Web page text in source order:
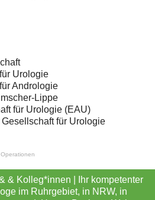
Urologie
Andrologie
Lippe
für Urologie (EAU)
für Urologie
& Kolleg*innen | Ihr kompetenter
im Ruhrgebiet, in NRW, in